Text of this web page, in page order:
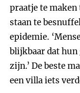
praatje te
staan te
epidemie.
blijkbaar dat hun
zijn.’ De beste
een villa iets